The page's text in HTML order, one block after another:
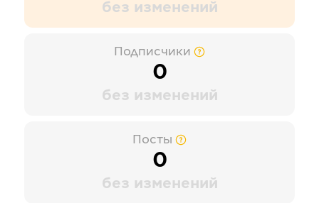
без изменений
Подписчики
0
без изменений
Посты
0
без изменений